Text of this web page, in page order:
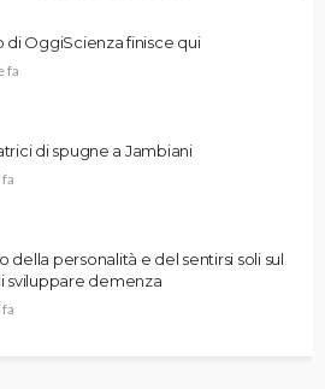
di OggiScienza finisce qui
fa
di spugne a Jambiani
della personalità e del sentirsi soli sul
sviluppare demenza